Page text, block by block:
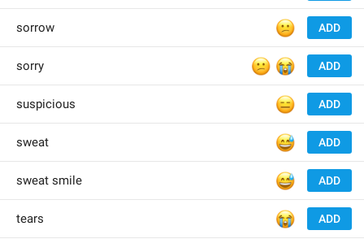
ADD
😕
sorrow
ADD
😕
😭
sorry
ADD
😑
suspicious
ADD
😅
sweat
ADD
😅
sweat smile
ADD
😭
tears